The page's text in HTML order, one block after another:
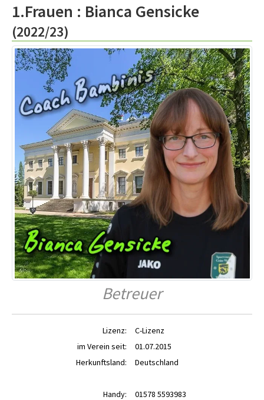
1.Frauen : Bianca Gensicke
(2022/23)
Betreuer
Lizenz:
C-Lizenz
im Verein seit:
01.07.2015
Herkunftsland:
Deutschland
Handy: 01578 5593983